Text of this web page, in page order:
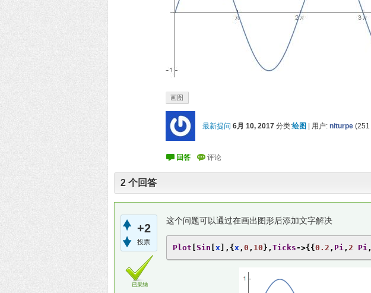
画图
最新提问 6月 10, 2017 分类:绘图 用户: niturpe (251
2 个回答
+2
投票
已采纳
这个问题可以通过在画出图形后添加文字解决
Plot [Sin [x ],{x , 0 , 10}, Ticks ->{{0.2 , Pi , 2 Pi ,